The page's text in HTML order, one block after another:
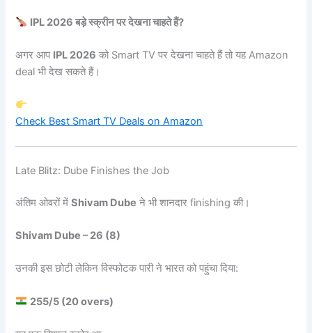
IPL 2026 बड़े स्क्रीन पर देखना चाहते हैं?
अगर आप IPL 2026 को Smart TV पर देखना चाहते हैं तो यह Amazon
deal भी देख सकते हैं।
Check Best Smart TV Deals on Amazon
Late Blitz: Dube Finishes the Job
अंतिम ओवरों मेंShivam Dube ने भी शानदार finishing की।
Shivam Dube – 26 (8)
उनकी इस छोटी लेकिन विस्फोटक पारी ने भारत को पहुंचा दिया:
255/5 (20 overs)